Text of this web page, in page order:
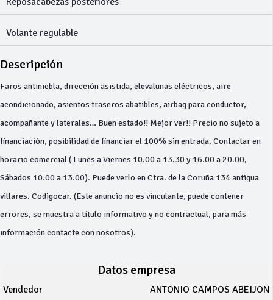
Volante regulable
Descripción
Faros antiniebla, dirección asistida, elevalunas eléctricos, aire
acondicionado, asientos traseros abatibles, airbag para conductor,
acompañante y laterales… Buen estado!! Mejor ver!! Precio no sujeto a
financiación, posibilidad de financiar el 100% sin entrada. Contactar en
horario comercial ( Lunes a Viernes 10.00 a 13.30 y 16.00 a 20.00,
Sábados 10.00 a 13.00). Puede verlo en Ctra. de la Coruña 134 antigua
villares. Codigocar. (Este anuncio no es vinculante, puede contener
errores, se muestra a título informativo y no contractual, para más
información contacte con nosotros).
Datos empresa
Vendedor
ANTONIO CAMPOS ABEIJON